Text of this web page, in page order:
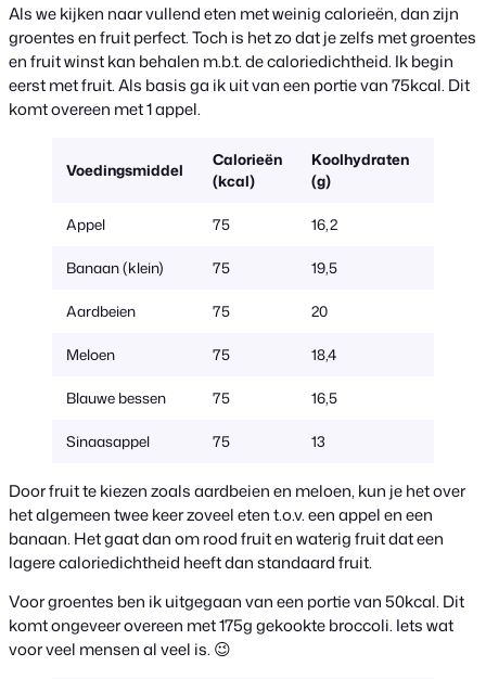
Als we kijken naar vullend eten met weinig calorieën, dan zijn
groentes en fruit perfect. Toch is het zo dat je zelfs met groentes
en fruit winst kan behalen m.b.t. de caloriedichtheid. Ik begin
eerst met fruit. Als basis ga ik uit van een portie van 75kcal. Dit
komt overeen met 1 appel.
Voedingsmiddel
Calorieën
(kcal)
Koolhydraten
(g)
Appel 75 16,2
Banaan (klein) 75 19,5
Aardbeien 75 20
Meloen 75 18,4
Blauwe bessen 75 16,5
Sinaasappel 75 13
Door fruit te kiezen zoals aardbeien en meloen, kun je het over
het algemeen twee keer zoveel eten t.o.v. een appel en een
banaan. Het gaat dan om rood fruit en waterig fruit dat een
lagere caloriedichtheid heeft dan standaard fruit.
Voor groentes ben ik uitgegaan van een portie van 50kcal. Dit
komt ongeveer overeen met 175g gekookte broccoli. Iets wat
voor veel mensen al veel is. 😉